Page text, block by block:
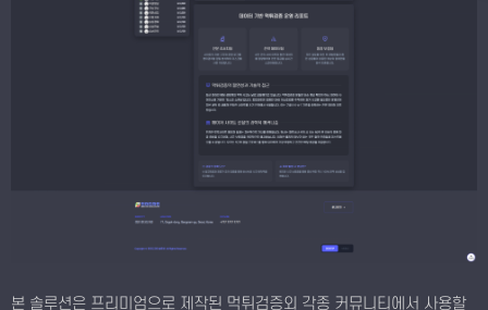
본 솔루션은 프리미엄으로 제작된 먹튀검증외 각종 커뮤니티에서 사용할